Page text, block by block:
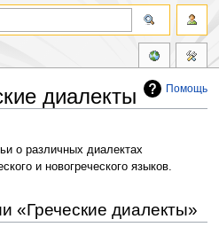
Помощь
диалекты
о различных диалектах
и новогреческого языков.
«Греческие диалекты»